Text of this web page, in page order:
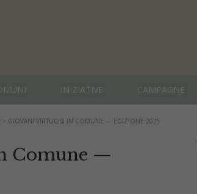
INIZIATIVE CAMPAGNE
> GIOVANI VIRTUOSI IN COMUNE — EDIZIONE 2025
Comune —